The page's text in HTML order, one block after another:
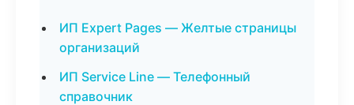
ИП Expert Pages — Желтые страницы
организаций
ИП Service Line — Телефонный
справочник